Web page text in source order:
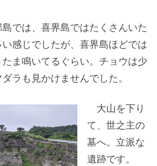
では、喜界島ではたくさんいた
感じでしたが、喜界島ほどでは
ま鳴いてるぐらい。チョウは少
ラも見かけませんでした。
大山を下り
て、世之主の
墓へ。立派な
遺跡です。